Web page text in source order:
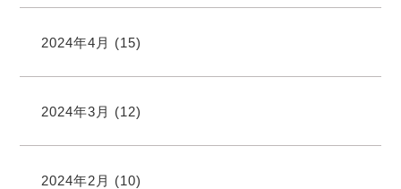
2024年4月 (15)
2024年3月 (12)
2024年2月 (10)